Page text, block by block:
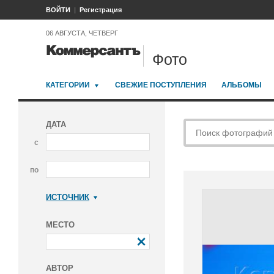
ВОЙТИ Регистрация
06 АВГУСТА, ЧЕТВЕРГ
Фото
КАТЕГОРИИ СВЕЖИЕ ПОСТУПЛЕНИЯ АЛЬБОМЫ
ДАТА
с
по
ИСТОЧНИК
МЕСТО
АВТОР